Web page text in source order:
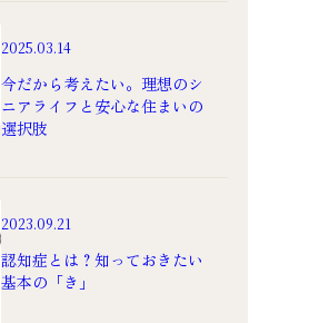
2025.03.14
今だから考えたい。理想のシ
ニアライフと安心な住まいの
選択肢
2023.09.21
認知症とは？知っておきたい
基本の「き」